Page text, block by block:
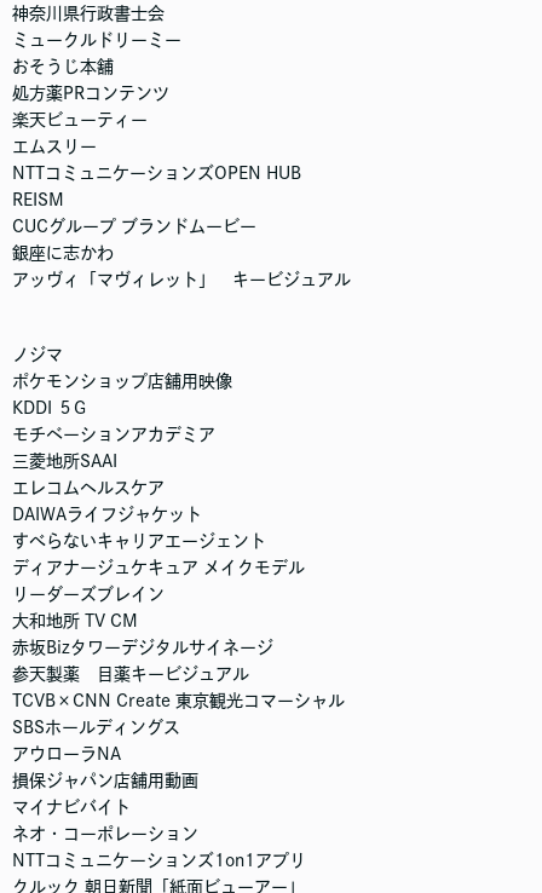
神奈川県行政書士会
ミュークルドリーミー
おそうじ本舗
処方薬PRコンテンツ
楽天ビューティー
エムスリー
NTTコミュニケーションズOPEN HUB
REISM
CUCグループ ブランドムービー
銀座に志かわ
アッヴィ「マヴィレット」 キービジュアル
ノジマ
ポケモンショップ店舗用映像
KDDI ５G
モチベーションアカデミア
三菱地所SAAI
エレコムヘルスケア
DAIWAライフジャケット
すべらないキャリアエージェント
ディアナージュケキュア メイクモデル
リーダーズブレイン
大和地所 TV CM
赤坂Bizタワーデジタルサイネージ
参天製薬 目薬キービジュアル
TCVB×CNN Create 東京観光コマーシャル
SBSホールディングス
アウローラNA
損保ジャパン店舗用動画
マイナビバイト
ネオ・コーポレーション
NTTコミュニケーションズ1on1アプリ
クルック 朝日新聞「紙面ビューアー」